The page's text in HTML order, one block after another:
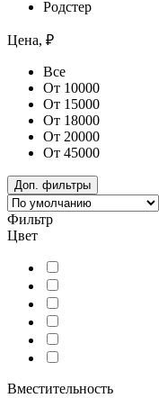
Родстер
Цена, ₽
Все
От 10000
От 15000
От 18000
От 20000
От 45000
Доп. фильтры
Фильтр
Цвет
Вместительность